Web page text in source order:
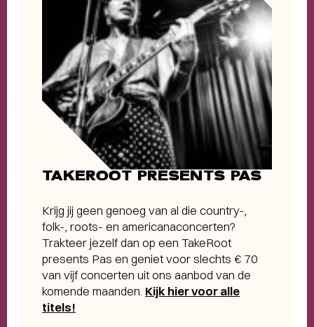
TAKEROOT PRESENTS PAS
Krijg jij geen genoeg van al die country-,
folk-, roots- en americanaconcerten?
Trakteer jezelf dan op een TakeRoot
presents Pas en geniet voor slechts € 70
van vijf concerten uit ons aanbod van de
komende maanden. Kijk hier voor alle
titels!